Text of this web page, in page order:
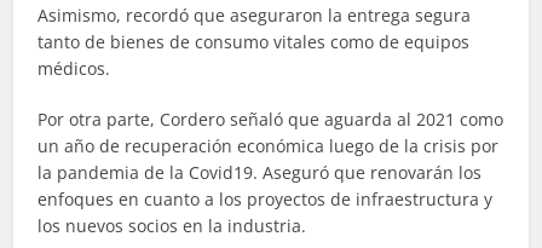
Asimismo, recordó que aseguraron la entrega segura
tanto de bienes de consumo vitales como de equipos
médicos.
Por otra parte, Cordero señaló que aguarda al 2021 como
un año de recuperación económica luego de la crisis por
la pandemia de la Covid19. Aseguró que renovarán los
enfoques en cuanto a los proyectos de infraestructura y
los nuevos socios en la industria.